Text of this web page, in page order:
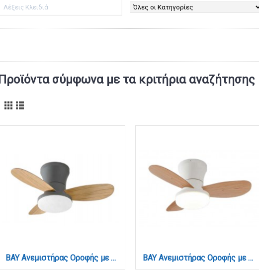
Προϊόντα σύμφωνα με τα κριτήρια αναζήτησης
BAY Ανεμιστήρας Οροφής με LED 20W, DC Μοτέρ & Smart App - Γκρι / Ξύλο (102000930) BAY Ανεμιστήρας Οροφής με LED 20W, DC Μοτέρ & Smart App - Λευκό/Ξύλο (102000910)